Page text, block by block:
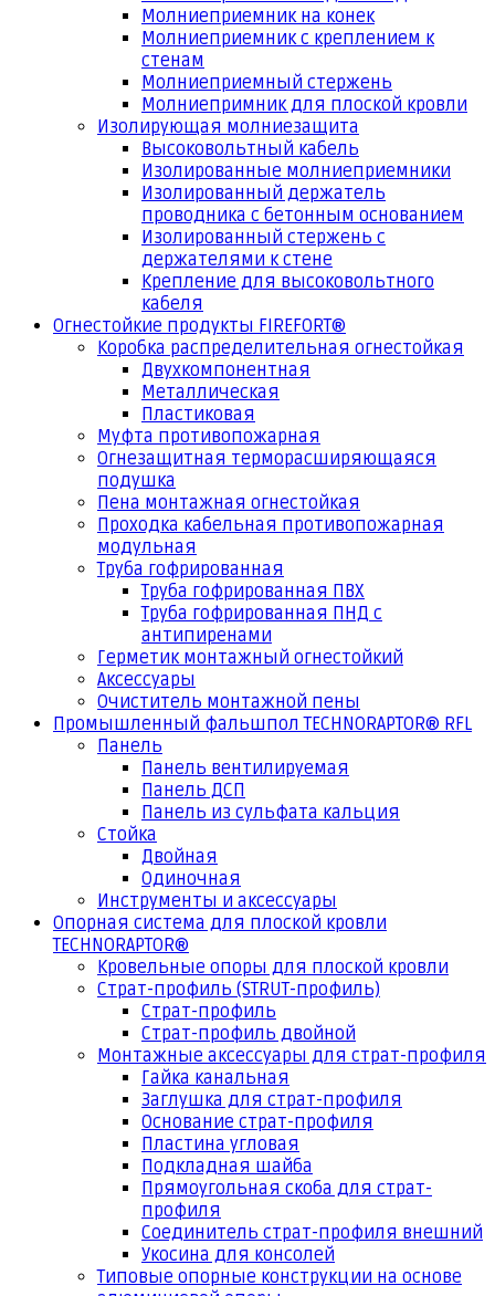
Молниеприемник на конек
Молниеприемник с креплением к
стенам
Молниеприемный стержень
Молниепримник для плоской кровли
Изолирующая молниезащита
Высоковольтный кабель
Изолированные молниеприемники
Изолированный держатель
проводника с бетонным основанием
Изолированный стержень с
держателями к стене
Крепление для высоковольтного
кабеля
Огнестойкие продукты FIREFORT®
Коробка распределительная огнестойкая
Двухкомпонентная
Металлическая
Пластиковая
Муфта противопожарная
Огнезащитная терморасширяющаяся
подушка
Пена монтажная огнестойкая
Проходка кабельная противопожарная
модульная
Труба гофрированная
Труба гофрированная ПВХ
Труба гофрированная ПНД с
антипиренами
Герметик монтажный огнестойкий
Аксессуары
Очиститель монтажной пены
Промышленный фальшпол TECHNORAPTOR® RFL
Панель
Панель вентилируемая
Панель ДСП
Панель из сульфата кальция
Стойка
Двойная
Одиночная
Инструменты и аксессуары
Опорная система для плоской кровли
TECHNORAPTOR®
Кровельные опоры для плоской кровли
Страт-профиль (STRUT-профиль)
Страт-профиль
Страт-профиль двойной
Монтажные аксессуары для страт-профиля
Гайка канальная
Заглушка для страт-профиля
Основание страт-профиля
Пластина угловая
Подкладная шайба
Прямоугольная скоба для страт-
профиля
Соединитель страт-профиля внешний
Укосина для консолей
Типовые опорные конструкции на основе